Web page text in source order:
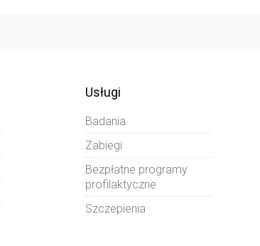
Usługi
Badania
Zabiegi
Bezpłatne programy
profilaktyczne
Szczepienia